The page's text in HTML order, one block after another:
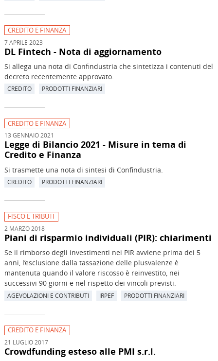
CREDITO E FINANZA
7 APRILE 2023
DL Fintech - Nota di aggiornamento
Si allega una nota di Confindustria che sintetizza i contenuti del
decreto recentemente approvato.
CREDITO PRODOTTI FINANZIARI
CREDITO E FINANZA
13 GENNAIO 2021
Legge di Bilancio 2021 - Misure in tema di
Credito e Finanza
Si trasmette una nota di sintesi di Confindustria.
CREDITO PRODOTTI FINANZIARI
FISCO E TRIBUTI
2 MARZO 2018
Piani di risparmio individuali (PIR): chiarimenti
Se il rimborso degli investimenti nei PIR avviene prima dei 5
anni, l’esclusione dalla tassazione delle plusvalenze è
mantenuta quando il valore riscosso è reinvestito, nei
successivi 90 giorni e nel rispetto dei vincoli previsti.
AGEVOLAZIONI E CONTRIBUTI IRPEF PRODOTTI FINANZIARI
CREDITO E FINANZA
21 LUGLIO 2017
Crowdfunding esteso alle PMI s.r.l.